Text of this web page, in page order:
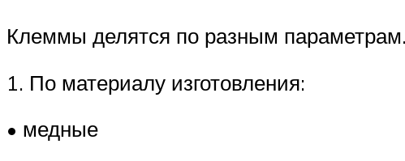
Клеммы делятся по разным параметрам.
1. По материалу изготовления:
• медные